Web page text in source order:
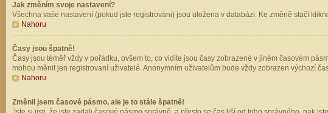
Jak změním svoje nastavení?
Všechna vaše nastavení (pokud jste registrováni) jsou uložena v databázi. Ke změně stačí
Nahoru
Časy jsou špatně!
Časy jsou téměř vždy v pořádku, ovšem to, co vidíte jsou časy zobrazené v jiném časovém
mohou měnit jen registrovaní uživatelé. Anonymním uživatelům bude vždy zobrazen výchozí
Nahoru
Změnil jsem časové pásmo, ale je to stále špatně!